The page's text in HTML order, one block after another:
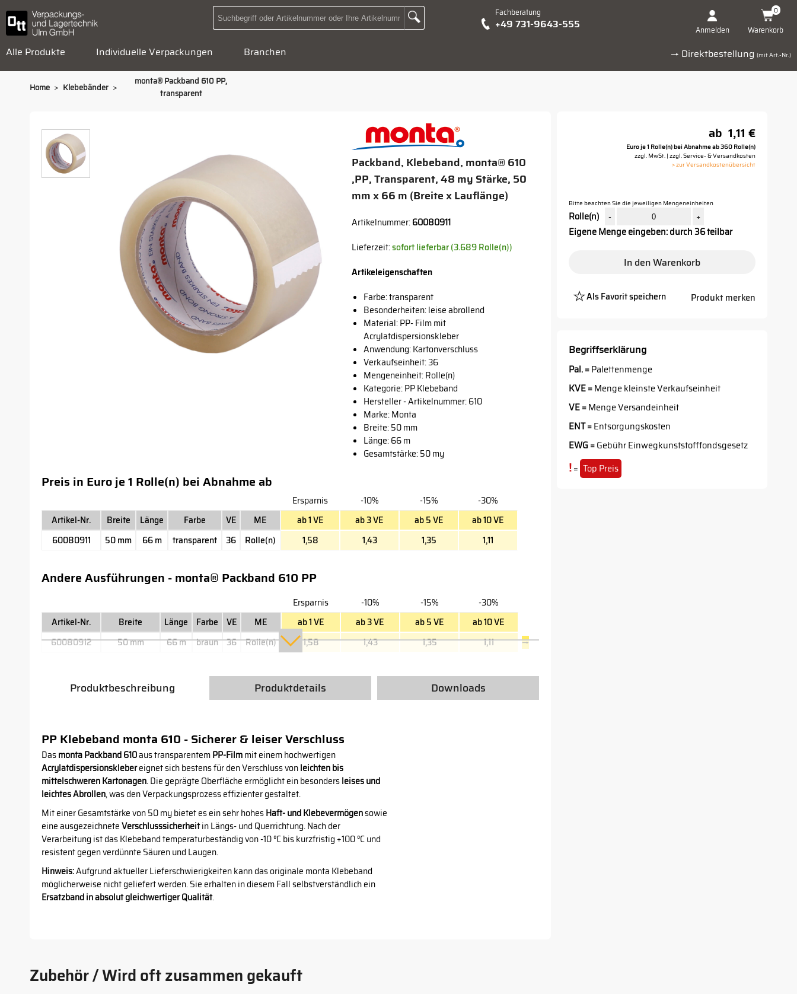
Suchbegriff oder Artikelnummer hier eingeben:
Zur Suche Landingpage Fachberatung
+49 731-9643-555 Anmelden Warenkorb
0
Alle Produkte Individuelle Verpackungen Branchen → Direktbestellung (mit Art.-Nr.)
Home > Klebebänder >
monta® Packband 610 PP,
transparent
Packband, Klebeband, monta® 610
,PP, Transparent, 48 my Stärke, 50
mm x 66 m (Breite x Lauflänge)
Artikelnummer:60080911
Lieferzeit:sofort lieferbar (3.689 Rolle(n))
Artikeleigenschaften
Farbe: transparent
Besonderheiten: leise abrollend
Material: PP- Film mit
Acrylatdispersionskleber
Anwendung: Kartonverschluss
Verkaufseinheit: 36
Mengeneinheit: Rolle(n)
Kategorie: PP Klebeband
Hersteller - Artikelnummer: 610
Marke:Monta
Breite: 50 mm
Länge: 66 m
Gesamtstärke: 50 my
Preis in Euro je 1 Rolle(n) bei Abnahme ab
Ersparnis -10% -15%
-30%
Artikel-Nr.
Breite Länge Farbe VE ME ab 1 VE ab 3 VE ab 5 VE
ab 10 VE
60080911
50 mm 66 m transparent 36 Rolle(n) 1,58 1,43 1,35 1,11
Andere Ausführungen - monta® Packband 610 PP
Ersparnis -10% -15%
-30%
Artikel-Nr.
Breite Länge Farbe VE ME ab 1 VE ab 3 VE ab 5 VE
ab 10 VE
60080912
50 mm 66 m braun 36 Rolle(n) 1,58 1,43 1,35 1,11 →
Produktbeschreibung Produktdetails Downloads
PP Klebeband monta 610 - Sicherer & leiser Verschluss
Dasmonta Packband 610aus transparentemPP-Filmmit einem hochwertigen
Acrylatdispersionsklebereignet sich bestens für den Verschluss vonleichten bis
mittelschweren Kartonagen. Die geprägte Oberfläche ermöglicht ein besondersleises und
leichtes Abrollen, was den Verpackungsprozess effizienter gestaltet.
Mit einer Gesamtstärke von 50 my bietet es ein sehr hohesHaft- und Klebevermögensowie
eine ausgezeichneteVerschlusssicherheitin Längs- und Querrichtung. Nach der
Verarbeitung ist das Klebeband temperaturbeständig von -10 °C bis kurzfristig +100 °C und
resistent gegen verdünnte Säuren und Laugen.
Hinweis:Aufgrund aktueller Lieferschwierigkeiten kann das originale monta Klebeband
möglicherweise nicht geliefert werden. Sie erhalten in diesem Fall selbstverständlich ein
Ersatzband in absolut gleichwertiger Qualität.
ab 1,11 €
Euro je 1 Rolle(n) bei Abnahme ab 360 Rolle(n)
zzgl. MwSt. | zzgl. Service- & Versandkosten
> zur Versandkostenübersicht
Bitte beachten Sie die jeweiligen Mengeneinheiten
Rolle(n) - +
Eigene Menge eingeben: durch 36 teilbar
In den Warenkorb
Als Favorit speichern
Platzhalter
Produkt merken
Begriffserklärung
Pal. =Palettenmenge
KVE =Menge kleinste Verkaufseinheit
VE =Menge Versandeinheit
ENT =Entsorgungskosten
EWG =Gebühr Einwegkunststofffondsgesetz
!= Top Preis
Zubehör / Wird oft zusammen gekauft